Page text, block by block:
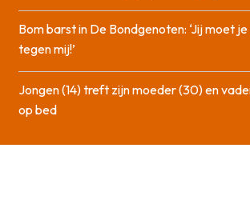
Bom barst in De Bondgenoten: ‘Jij moet
tegen mij!’
Jongen (14) treft zijn moeder (30) en
op bed